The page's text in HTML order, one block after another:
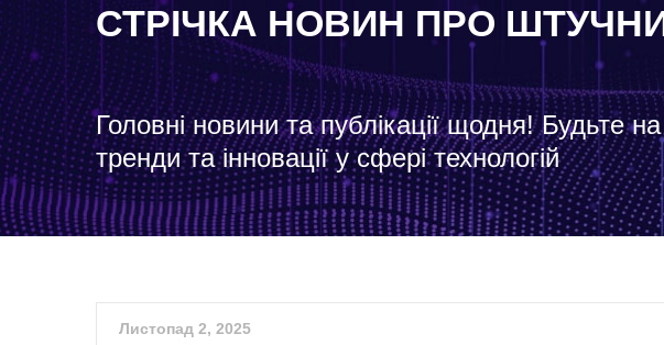
СТРІЧКА НОВИН ПРО
Головні новини та публікації щодня! Будьте
тренди та інновації у сфері технологій
Листопад 2, 2025